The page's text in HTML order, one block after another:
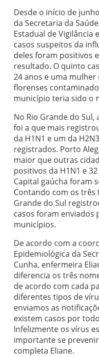
Desde o início de
da Secretaria da
Estadual de Vigilância
casos suspeitos da
deles foram positivos
resultado. O quinto
24 anos e uma
florenses
município teria sido o
No Rio Grande do Sul,
foi a que mais
da H1N1 e um da
registrados. Porto
maior que outras
positivos da H1N1 e
Capital gaúcha foram
Contando com os três
Grande do Sul
casos foram enviados
municípios.
De acordo com a
Epidemiológica da
Cunha, enfermeira
diferencia os três
de acordo com cada
diferentes tipos de
enviamos as
existem casos por
Infelizmente os vírus
importante se
completa Eliane.